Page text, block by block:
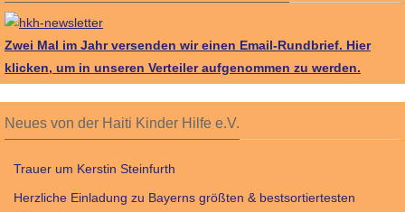
Zwei Mal im Jahr versenden wir einen Email-Rundbrief. Hier
klicken, um in unseren Verteiler aufgenommen zu werden.
Neues von der Haiti Kinder Hilfe e.V.
Trauer um Kerstin Steinfurth
Herzliche Einladung zu Bayerns größten & bestsortiertesten